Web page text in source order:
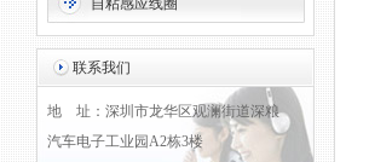
自粘感应线圈
联系我们
地 址：深圳市龙华区观澜街道深粮
汽车电子工业园A2栋3楼